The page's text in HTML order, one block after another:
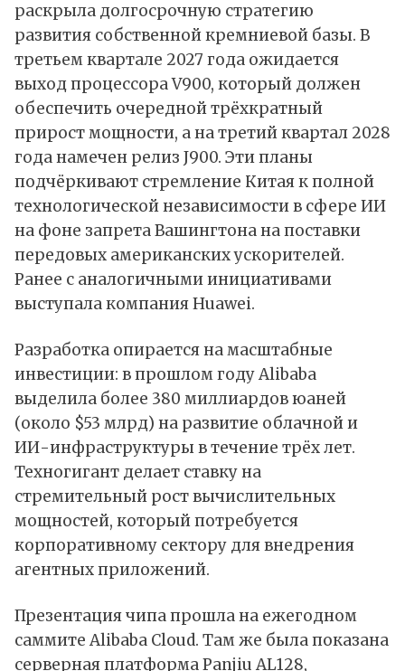
раскрыла долгосрочную стратегию
развития собственной кремниевой базы. В
третьем квартале 2027 года ожидается
выход процессора V900, который должен
обеспечить очередной трёхкратный
прирост мощности, а на третий квартал 2028
года намечен релиз J900. Эти планы
подчёркивают стремление Китая к полной
технологической независимости в сфере ИИ
на фоне запрета Вашингтона на поставки
передовых американских ускорителей.
Ранее с аналогичными инициативами
выступала компания Huawei.
Разработка опирается на масштабные
инвестиции: в прошлом году Alibaba
выделила более 380 миллиардов юаней
(около $53 млрд) на развитие облачной и
ИИ-инфраструктуры в течение трёх лет.
Техногигант делает ставку на
стремительный рост вычислительных
мощностей, который потребуется
корпоративному сектору для внедрения
агентных приложений.
Презентация чипа прошла на ежегодном
саммите Alibaba Cloud. Там же была показана
серверная платформа Panjiu AL128,